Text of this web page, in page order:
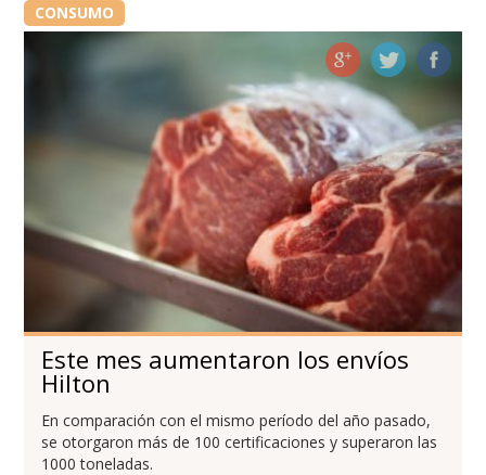
CONSUMO
Este mes aumentaron los envíos
Hilton
En comparación con el mismo período del año pasado,
se otorgaron más de 100 certificaciones y superaron las
1000 toneladas.